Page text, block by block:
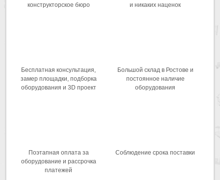
конструкторское бюро
и никаких наценок
Бесплатная консультация,
замер площадки, подборка
оборудования и 3D проект
Большой склад в Ростове и
постоянное наличие
оборудования
Поэтапная оплата за
оборудование и рассрочка
платежей
Соблюдение срока поставки